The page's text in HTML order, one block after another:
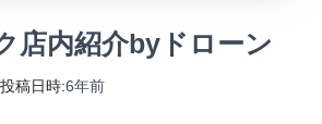
店内紹介byドローン
投稿日時:6年前